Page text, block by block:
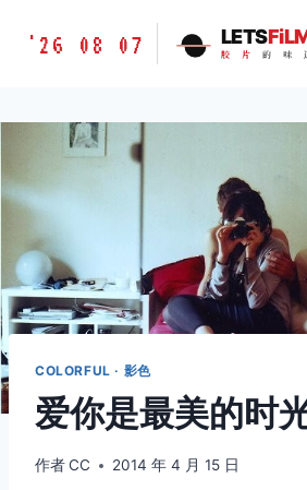
胶
味
LETSFILM
'26 08 07 LETS
胶 片 的 味
COLORFUL · 影色
爱你是最美的时
作者CC 2014 年 4 月 15 日